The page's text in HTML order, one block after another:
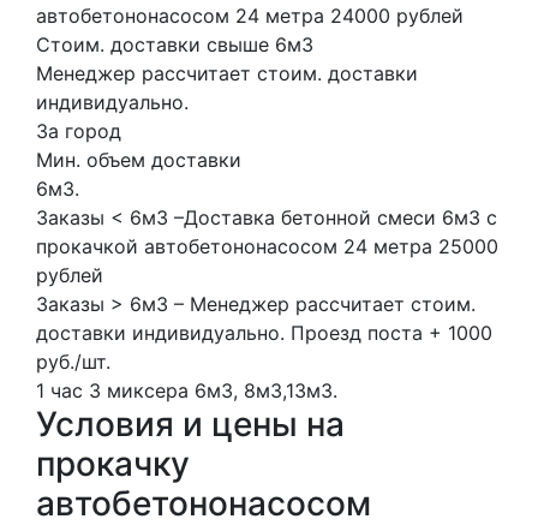
автобетононасосом 24 метра 24000 рублей
Стоим. доставки свыше 6м3
Менеджер рассчитает стоим. доставки
индивидуально.
За город
Мин. объем доставки
6м3.
Заказы < 6м3 –Доставка бетонной смеси 6м3 с
прокачкой автобетононасосом 24 метра 25000
рублей
Заказы > 6м3 – Менеджер рассчитает стоим.
доставки индивидуально. Проезд поста + 1000
руб./шт.
1 час 3 миксера 6м3, 8м3,13м3.
Условия и цены на
прокачку
автобетононасосом